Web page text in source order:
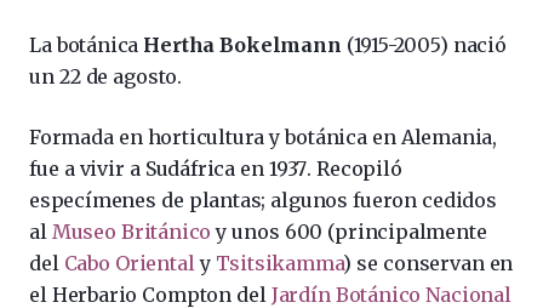
La botánica Hertha Bokelmann (1915-2005) nació
un 22 de agosto.
Formada en horticultura y botánica en Alemania,
fue a vivir a Sudáfrica en 1937. Recopiló
especímenes de plantas; algunos fueron cedidos
al Museo Británico y unos 600 (principalmente
del Cabo Orientaly Tsitsikamma) se conservan en
el Herbario Compton del Jardín Botánico Nacional